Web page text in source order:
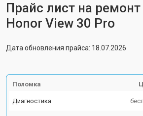
Прайс лист на
Honor View 30 Pro
Дата обновления прайса: 18.07.2026
Поломка
Диагностика